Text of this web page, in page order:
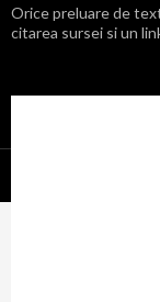
Orice preluare de
citarea sursei si un